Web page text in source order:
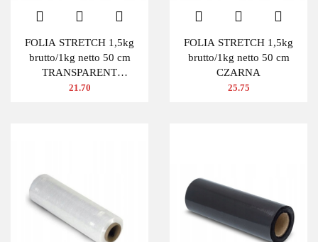
FOLIA STRETCH 1,5kg
brutto/1kg netto 50 cm
TRANSPARENT
BEZBARWNA
21.70
FOLIA STRETCH 1,5kg
brutto/1kg netto 50 cm
CZARNA
25.75